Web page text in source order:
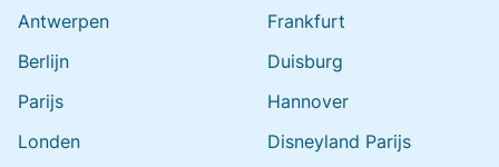
Antwerpen
Berlijn
Parijs
Londen
Frankfurt
Duisburg
Hannover
Disneyland Parijs